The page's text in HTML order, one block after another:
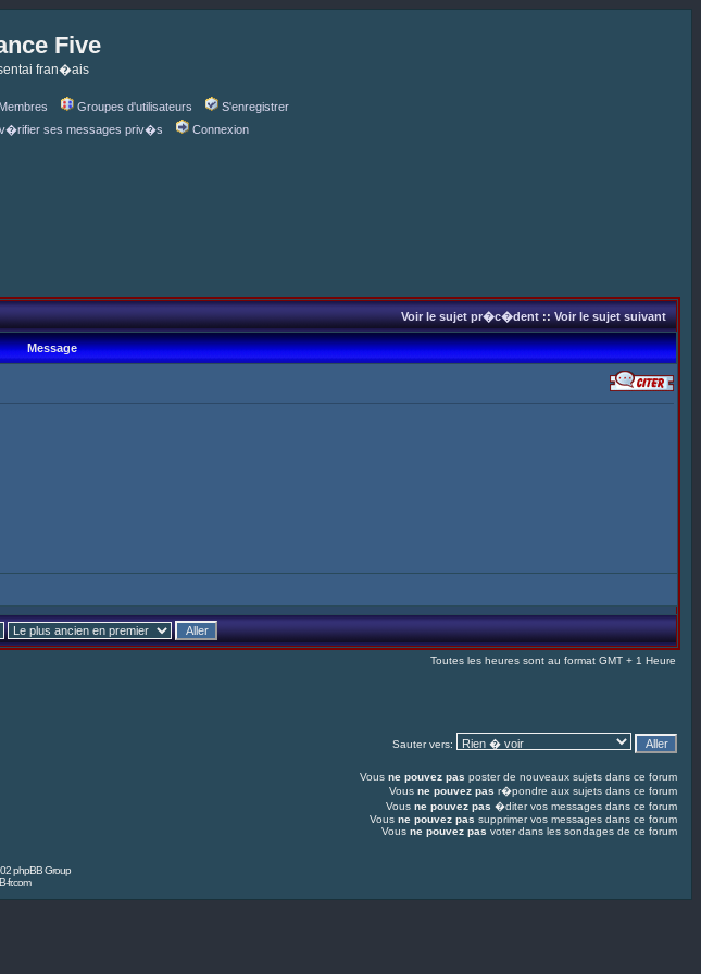
Five
fran�ais
Groupes d'utilisateurs
S'enregistrer
ses messages priv�s Connexion
Voir le sujet pr�c�dent::Voir le sujet suivant
Message
Toutes les heures sont au format GMT + 1 Heure
Sauter vers:
Vous ne pouvez pas poster de nouveaux sujets dans ce forum
Vous ne pouvez pas r�pondre aux sujets dans ce forum
Vous ne pouvez pas �diter vos messages dans ce forum
Vous ne pouvez pas supprimer vos messages dans ce forum
Vous ne pouvez pas voter dans les sondages de ce forum
phpBB Group
fr.com